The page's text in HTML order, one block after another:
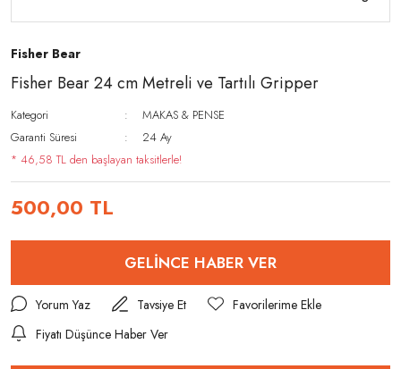
Fisher Bear
Fisher Bear 24 cm Metreli ve Tartılı Gripper
Kategori
MAKAS & PENSE
Garanti Süresi
24 Ay
* 46,58 TL den başlayan taksitlerle!
500,00 TL
GELİNCE HABER VER
Yorum Yaz
Tavsiye Et
Fiyatı Düşünce Haber Ver